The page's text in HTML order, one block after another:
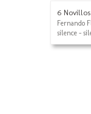
6
Fernando
silence -